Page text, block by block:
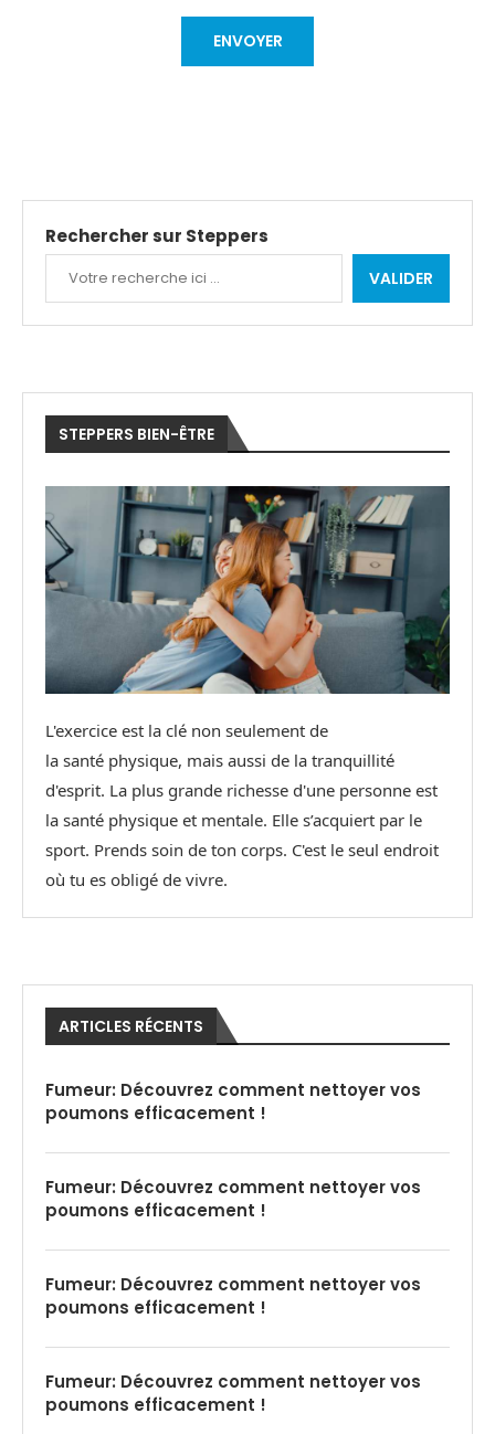
Rechercher sur Steppers
VALIDER
STEPPERS BIEN-ÊTRE
L'exercice est la clé non seulement de
la santé physique, mais aussi de la tranquillité
d'esprit. La plus grande richesse d'une personne est
la santé physique et mentale. Elle s’acquiert par le
sport. Prends soin de ton corps. C'est le seul endroit
où tu es obligé de vivre.
ARTICLES RÉCENTS
Fumeur: Découvrez comment nettoyer vos
poumons efficacement !
Fumeur: Découvrez comment nettoyer vos
poumons efficacement !
Fumeur: Découvrez comment nettoyer vos
poumons efficacement !
Fumeur: Découvrez comment nettoyer vos
poumons efficacement !